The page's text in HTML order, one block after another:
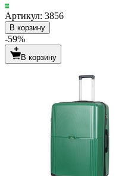
Артикул: 3856
В корзину
-59%
В корзину